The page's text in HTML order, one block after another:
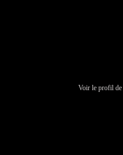
Voir le profil de